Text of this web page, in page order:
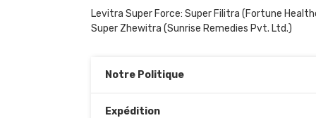
Levitra Super Force: Super Filitra (Fortune
Super Zhewitra (Sunrise Remedies Pvt. Ltd.)
Notre Politique
Expédition